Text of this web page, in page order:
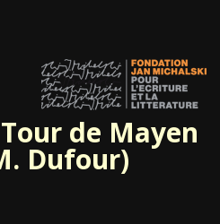
de Mayen
Dufour)